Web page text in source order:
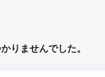
りませんでした。